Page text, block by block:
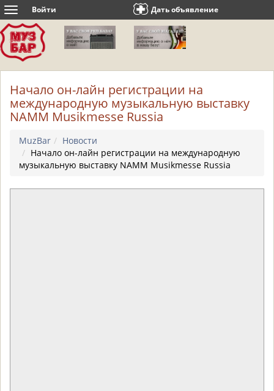
Toggle
navigation
Войти Дать объявление
Начало он-лайн регистрации на
международную музыкальную выставку
NAMM Musikmesse Russia
MuzBar
Новости
Начало он-лайн регистрации на международную
музыкальную выставку NAMM Musikmesse Russia